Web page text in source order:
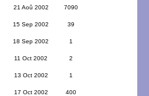
21 Aoû 2002 7090
15 Sep 2002 39
18 Sep 2002 1
11 Oct 2002 2
13 Oct 2002 1
17 Oct 2002 400